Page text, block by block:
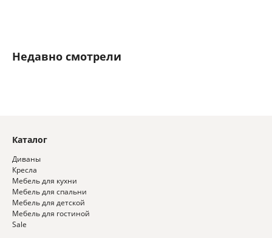
Недавно смотрели
Каталог
Диваны
Кресла
Мебель для кухни
Мебель для спальни
Мебель для детской
Мебель для гостиной
Sale